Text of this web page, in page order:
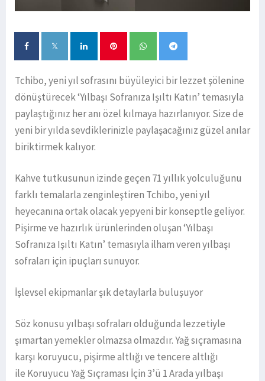
Tchibo, yeni yıl sofrasını büyüleyici bir lezzet şölenine
dönüştürecek ‘Yılbaşı Sofranıza Işıltı Katın’ temasıyla
paylaştığınız her anı özel kılmaya hazırlanıyor. Size de
yeni bir yılda sevdiklerinizle paylaşacağınız güzel anılar
biriktirmek kalıyor.
Kahve tutkusunun izinde geçen 71 yıllık yolculuğunu
farklı temalarla zenginleştiren Tchibo, yeni yıl
heyecanına ortak olacak yepyeni bir konseptle geliyor.
Pişirme ve hazırlık ürünlerinden oluşan ‘Yılbaşı
Sofranıza Işıltı Katın’ temasıyla ilham veren yılbaşı
sofraları için ipuçları sunuyor.
İşlevsel ekipmanlar şık detaylarla buluşuyor
Söz konusu yılbaşı sofraları olduğunda lezzetiyle
şımartan yemekler olmazsa olmazdır. Yağ sıçramasına
karşı koruyucu, pişirme altlığı ve tencere altlığı
ile Koruyucu Yağ Sıçraması İçin 3’ü 1 Arada yılbaşı